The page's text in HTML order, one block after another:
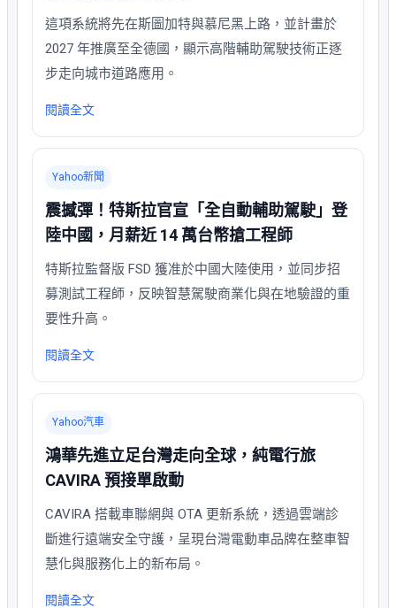
這項系統將先在斯圖加特與慕尼黑上路，並計畫於
2027 年推廣至全德國，顯示高階輔助駕駛技術正逐
步走向城市道路應用。
閱讀全文
Yahoo新聞
震撼彈！特斯拉官宣「全自動輔助駕駛」登
陸中國，月薪近 14 萬台幣搶工程師
特斯拉監督版 FSD 獲准於中國大陸使用，並同步招
募測試工程師，反映智慧駕駛商業化與在地驗證的重
要性升高。
閱讀全文
Yahoo汽車
鴻華先進立足台灣走向全球，純電行旅
CAVIRA 預接單啟動
CAVIRA 搭載車聯網與 OTA 更新系統，透過雲端診
斷進行遠端安全守護，呈現台灣電動車品牌在整車智
慧化與服務化上的新布局。
閱讀全文